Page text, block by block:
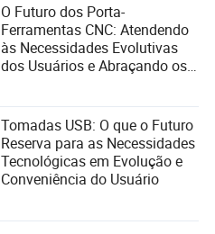
O Futuro dos Porta-
Ferramentas CNC: Atendendo
às Necessidades Evolutivas
dos Usuários e Abraçando os
Tomadas USB: O que o Futuro
Reserva para as Necessidades
Tecnológicas em Evolução e
Conveniência do Usuário